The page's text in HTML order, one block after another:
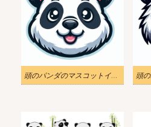
頭のパンダのマスコットイラスト